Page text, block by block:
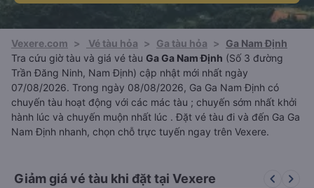
Vexere.com > Vé tàu hỏa > Ga tàu hỏa >
Ga Nam Định
Tra cứu giờ tàu và giá vé tàu Ga Ga Nam Định (Số 3 đường
Trần Đăng Ninh, Nam Định) cập nhật mới nhất ngày
07/08/2026. Trong ngày 08/08/2026, Ga Ga Nam Định có
chuyến tàu hoạt động với các mác tàu ; chuyến sớm nhất khởi
hành lúc và chuyến muộn nhất lúc . Đặt vé tàu đi và đến Ga Ga
Nam Định nhanh, chọn chỗ trực tuyến ngay trên Vexere.
Giảm giá vé tàu khi đặt tại Vexere keyboard_arrow_left keyboard_arrow_right